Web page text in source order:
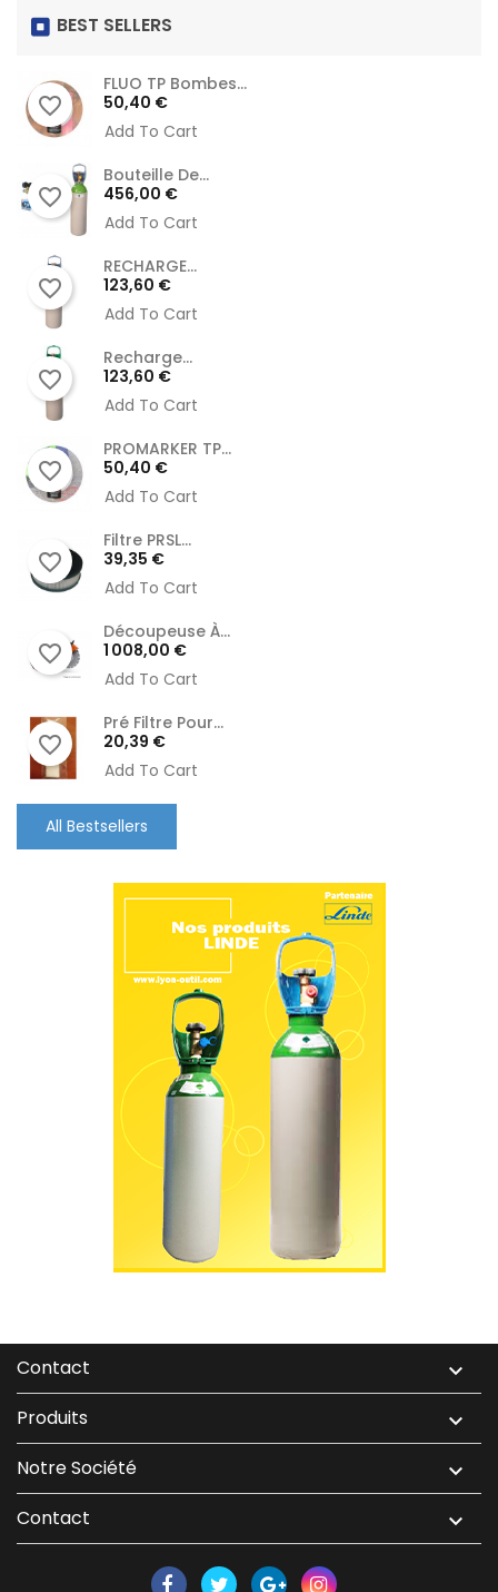
BEST SELLERS
FLUO TP Bombes...
Prix
50,40 €
Add To Cart
favorite_border
Bouteille De...
Prix
456,00 €
Add To Cart
favorite_border
RECHARGE...
Prix
123,60 €
Add To Cart
favorite_border
Recharge...
Prix
123,60 €
Add To Cart
favorite_border
PROMARKER TP...
Prix
50,40 €
Add To Cart
favorite_border
Filtre PRSL...
Prix
39,35 €
Add To Cart
favorite_border
Découpeuse À...
Prix
1 008,00 €
Add To Cart
favorite_border
Pré Filtre Pour...
Prix
20,39 €
Add To Cart
favorite_border
All Bestsellers
Contact 
Produits 
Notre Société 
Contact 